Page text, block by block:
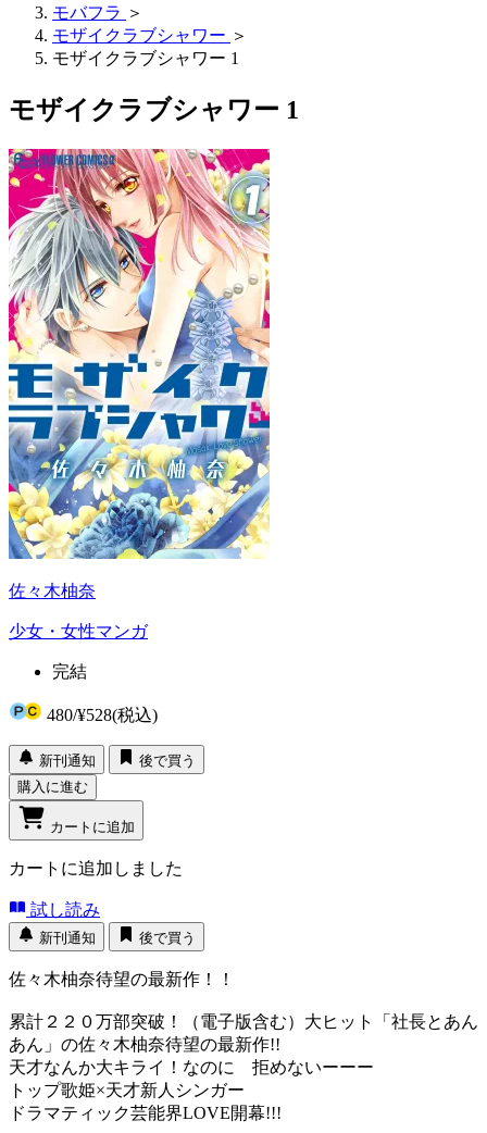
モバフラ ＞
モザイクラブシャワー ＞
モザイクラブシャワー 1
モザイクラブシャワー 1
佐々木柚奈
少女・女性マンガ
完結
480/¥528(税込)
新刊通知
後で買う
購入に進む
カートに追加
カートに追加しました
試し読み
新刊通知 後で買う
佐々木柚奈待望の最新作！！
累計２２０万部突破！（電子版含む）大ヒット「社長とあん
あん」の佐々木柚奈待望の最新作!!
天才なんか大キライ！なのに 拒めないーーー
トップ歌姫×天才新人シンガー
ドラマティック芸能界LOVE開幕!!!